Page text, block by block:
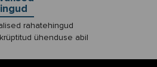
rahatehingud
ühenduse abil